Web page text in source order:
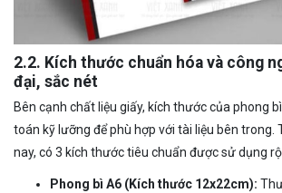
2.2. Kích thước chuẩn hóa và công
đại, sắc nét
Bên cạnh chất liệu giấy, kích thước của phong
toán kỹ lưỡng để phù hợp với tài liệu bên trong.
nay, có 3 kích thước tiêu chuẩn được sử dụng
Phong bì A6 (Kích thước 12x22cm):